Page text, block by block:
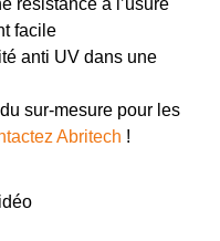
résistance à l’usure
facile
anti UV dans une
sur-mesure pour les
Abritech !